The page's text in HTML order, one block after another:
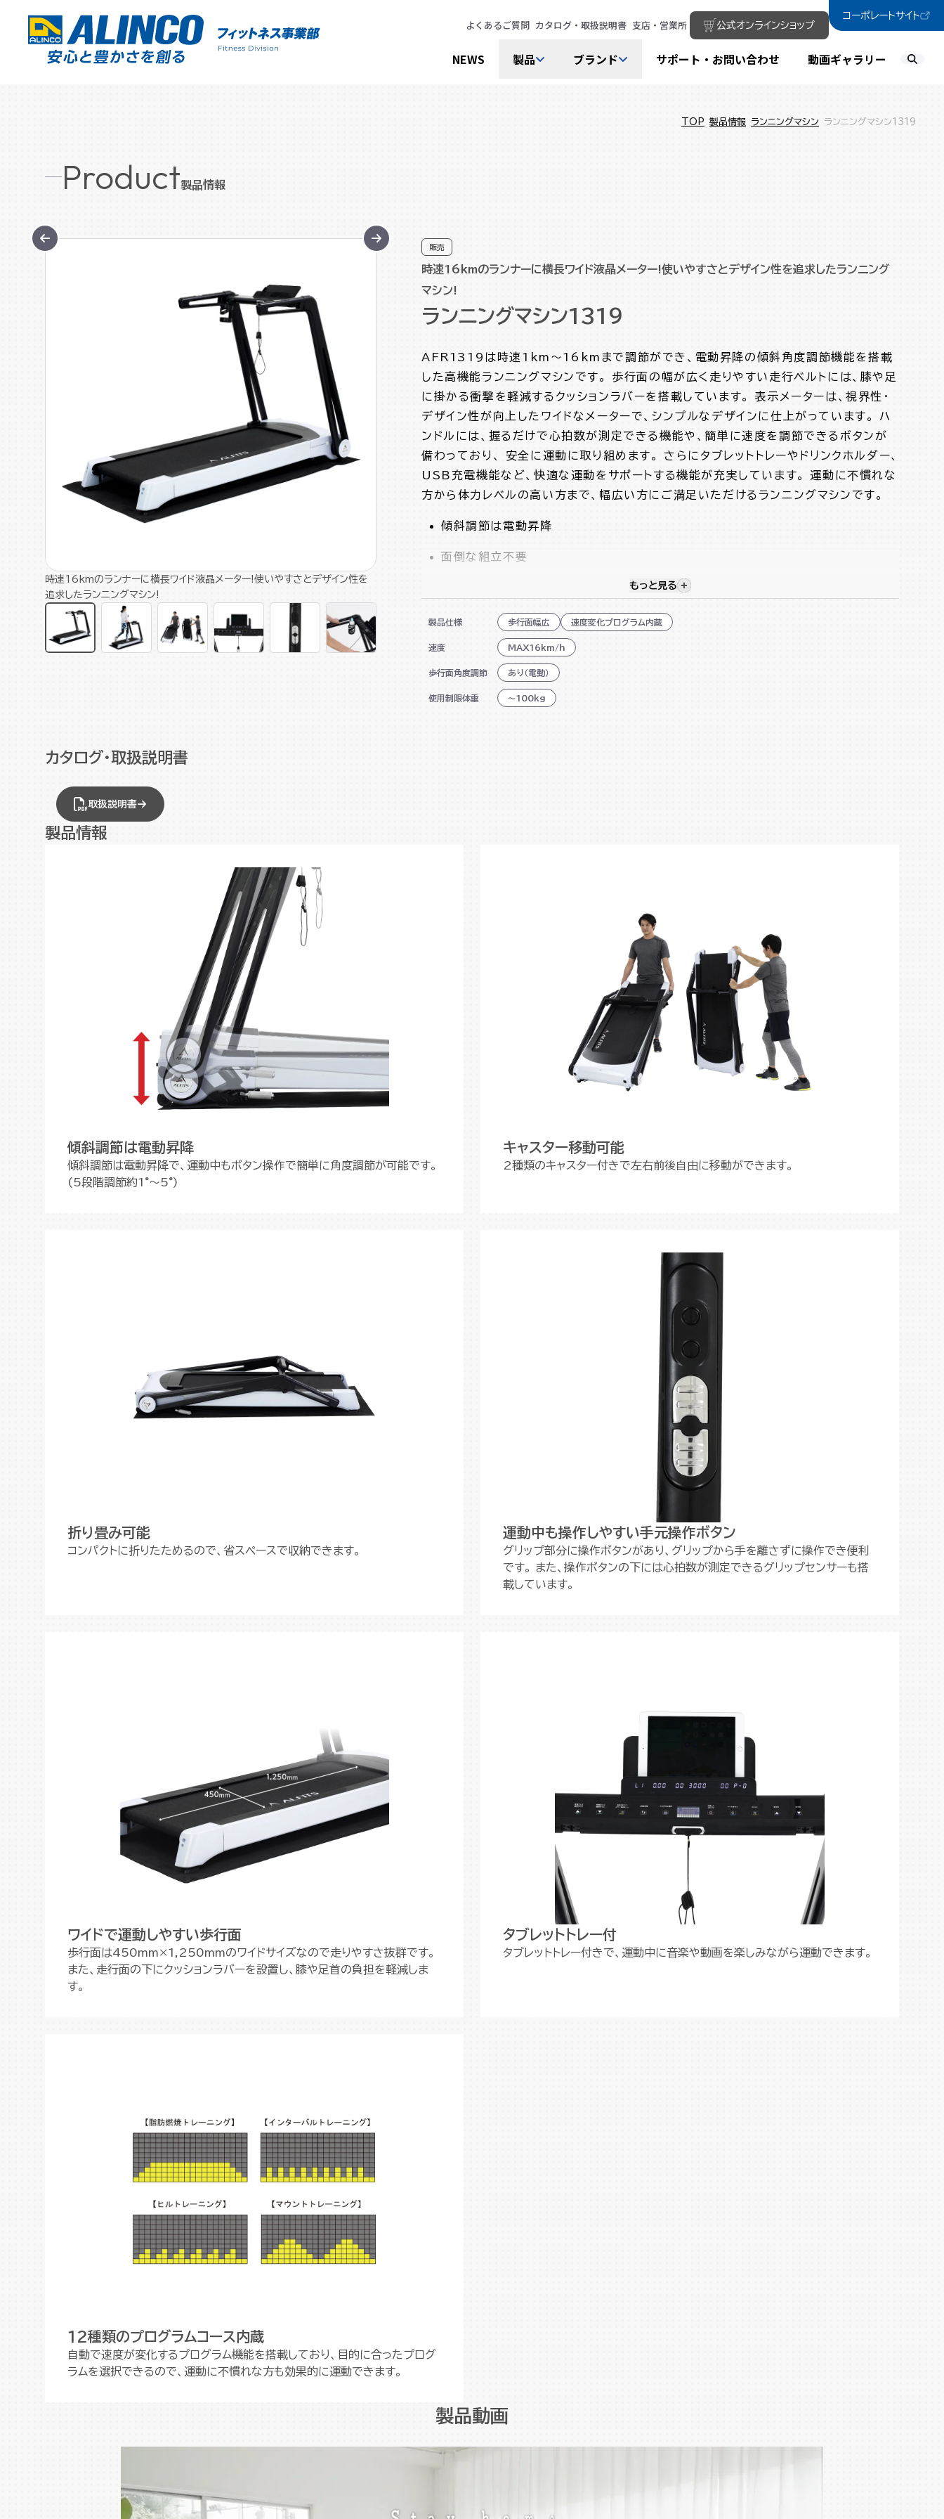
よくあるご質問 カタログ・取扱説明書 支店・営業所 公式オンラインショップ
コーポレートサイト
NEWS 製品 ブランド サポート・お問い合わせ 動画ギャラリー
TOP 製品情報 ランニングマシン ランニングマシン1319
Product製品情報
販売
時速16kmのランナーに横長ワイド液晶メーター!使いやすさとデザイン性を追求したランニング
マシン!
ランニングマシン1319
時速16kmのランナーに横長ワイド液晶メーター!使いやすさとデザイン性を
追求したランニングマシン!
AFR1319は時速1km～16kmまで調節ができ、電動昇降の傾斜角度調節機能を搭載
した高機能ランニングマシンです。 歩行面の幅が広く走りやすい走行ベルトには、膝や足
に掛かる衝撃を軽減するクッションラバーを搭載しています。 表示メーターは、視界性・
デザイン性が向上したワイドなメーターで、シンプルなデザインに仕上がっています。 ハ
ンドルには、握るだけで心拍数が測定できる機能や、簡単に速度を調節できるボタンが
備わっており、 安全に運動に取り組めます。 さらにタブレットトレーやドリンクホルダー、
USB充電機能など、快適な運動をサポートする機能が充実しています。 運動に不慣れな
方から体力レベルの高い方まで、幅広い方にご満足いただけるランニングマシンです。
傾斜調節は電動昇降
面倒な組立不要
脚の衝撃を軽減するクッションラバー
キャスター移動可能
折り畳み可能
心拍数測定可能
視覚的に非表示のコンテンツを表示する
もっと見る
製品仕様 歩行面幅広 速度変化プログラム内蔵
速度 MAX16km/h
歩行面角度調節 あり（電動）
使用制限体重 ～100kg
カタログ・取扱説明書
取扱説明書
製品情報
傾斜調節は電動昇降
傾斜調節は電動昇降で、運動中もボタン操作で簡単に角度調節が可能です。
(5段階調節約1°～5°)
キャスター移動可能
2種類のキャスター付きで左右前後自由に移動ができます。
折り畳み可能
コンパクトに折りたためるので、省スペースで収納できます。
運動中も操作しやすい手元操作ボタン
グリップ部分に操作ボタンがあり、グリップから手を離さずに操作でき便利
です。 また、操作ボタンの下には心拍数が測定できるグリップセンサーも搭
載しています。
ワイドで運動しやすい歩行面
歩行面は450mm×1,250mmのワイドサイズなので走りやすさ抜群です。
また、走行面の下にクッションラバーを設置し、膝や足首の負担を軽減しま
す。
タブレットトレー付
タブレットトレー付きで、運動中に音楽や動画を楽しみながら運動できます。
12種類のプログラムコース内蔵
自動で速度が変化するプログラム機能を搭載しており、目的に合ったプログ
ラムを選択できるので、運動に不慣れな方も効果的に運動できます。
製品動画